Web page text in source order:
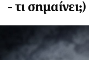
- τι σημαίνει;)